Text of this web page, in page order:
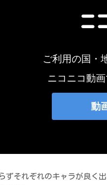
ずそれぞれのキャラが良く